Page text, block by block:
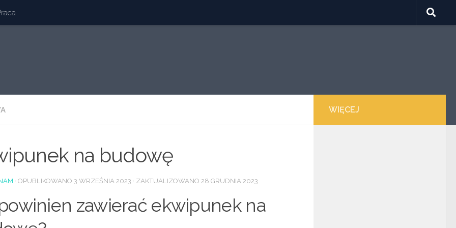
na budowę
· OPUBLIKOWANO 3 WRZEŚNIA 2023 · ZAKTUALIZOWANO 28 GRUDNIA 2023
zawierać ekwipunek na
WIĘCEJ